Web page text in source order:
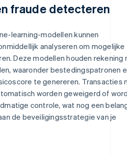
fraude detecteren
learning-modellen kunnen
analyseren om mogelijke
Deze modellen houden rekening
waaronder bestedingspatronen
te genereren. Transacties
worden geweigerd of
controle, wat nog een
de beveiligingsstrategie van je